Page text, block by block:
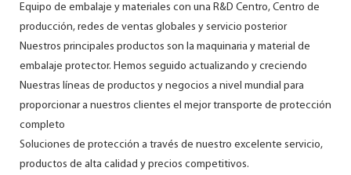
Equipo de embalaje y materiales con una R&D Centro, Centro de
producción, redes de ventas globales y servicio posterior
Nuestros principales productos son la maquinaria y material de
embalaje protector. Hemos seguido actualizando y creciendo
Nuestras líneas de productos y negocios a nivel mundial para
proporcionar a nuestros clientes el mejor transporte de protección
completo
Soluciones de protección a través de nuestro excelente servicio,
productos de alta calidad y precios competitivos.